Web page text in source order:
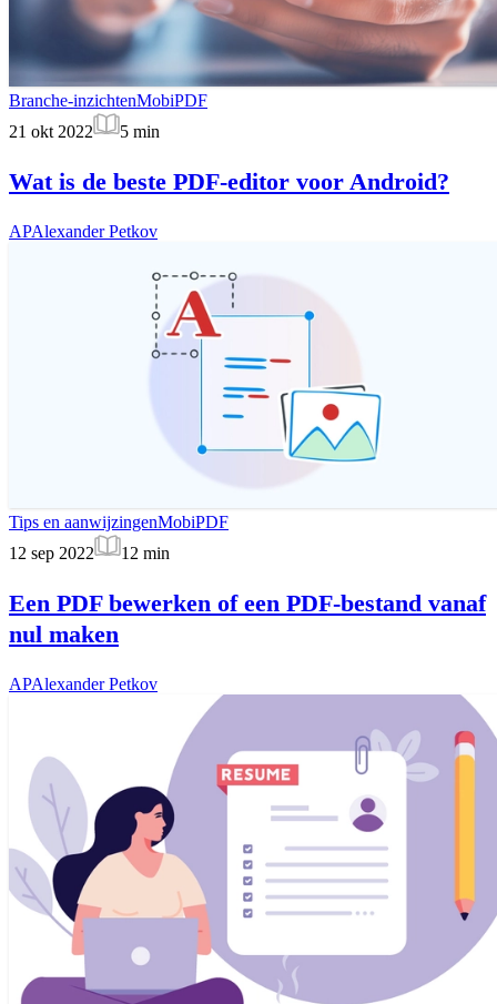
Branche-inzichtenMobiPDF
21 okt 2022
5 min
Wat is de beste PDF-editor voor Android?
APAlexander Petkov
Tips en aanwijzingenMobiPDF
12 sep 2022
12 min
Een PDF bewerken of een PDF-bestand vanaf
nul maken
APAlexander Petkov